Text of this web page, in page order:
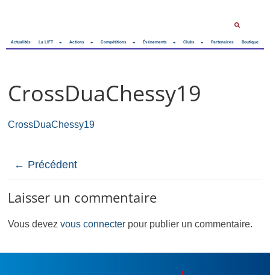
Actualités La LIFT Actions Compétitions Événements Clubs Partenaires Boutique
CrossDuaChessy19
CrossDuaChessy19
← Précédent
Laisser un commentaire
Vous devezvous connecter pour publier un commentaire.